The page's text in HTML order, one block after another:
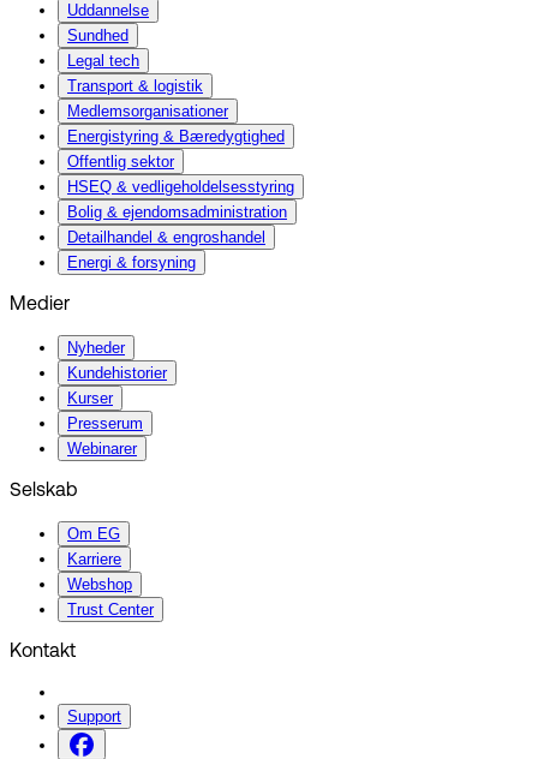
Uddannelse
Sundhed
Legal tech
Transport & logistik
Medlemsorganisationer
Energistyring & Bæredygtighed
Offentlig sektor
HSEQ & vedligeholdelsesstyring
Bolig & ejendomsadministration
Detailhandel & engroshandel
Energi & forsyning
Medier
Nyheder
Kundehistorier
Kurser
Presserum
Webinarer
Selskab
Om EG
Karriere
Webshop
Trust Center
Kontakt
Support